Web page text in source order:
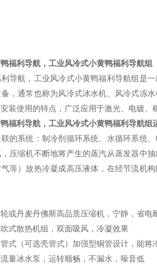
福利导航，工业风冷式小黄鸭福利导航组
导航，工业风冷式小黄鸭福利导航组是
，通常也称为风冷式冰水机、风冷式冻
装使用的特点，广泛应用于激光、电镀、
福利导航，工业风冷式小黄鸭福利导航组
的系统：制冷剂循环系统、水循环系统
压缩机不断地将产生的蒸汽从蒸发器中
等）放热冷凝成高压液体，在经节流机
或丹麦丹佛斯高品质压缩机，宁静，省电
式散热机组，双面吸风，冷凝效果
式（可选壳管式）加强型铜管设计，能将
量冰水泵，运转顺畅，不漏水，噪音低